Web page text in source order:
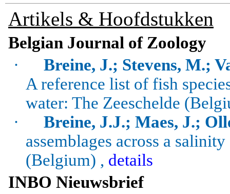
Artikels & Hoofdstukken
Belgian Journal of Zoology
·
Breine, J.; Stevens, M.;
A reference list of fish
water: The Zeeschelde
·
Breine, J.J.; Maes, J.;
assemblages across a
(Belgium) , details
INBO Nieuwsbrief